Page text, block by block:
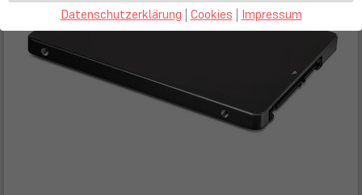
Datenschutzerklärung | Cookies | Impressum